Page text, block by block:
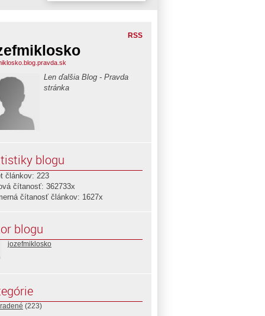
RSS
Len ďalšia Blog - Pravda
stránka
blogu
článkov: 223
čítanosť: 362733x
čítanosť článkov: 1627x
blogu
jozefmiklosko
(223)